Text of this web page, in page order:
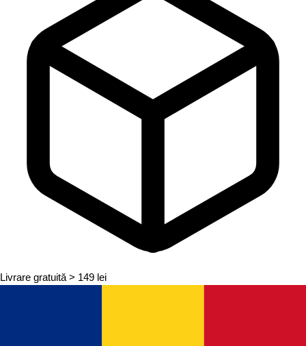
Livrare gratuită > 149 lei